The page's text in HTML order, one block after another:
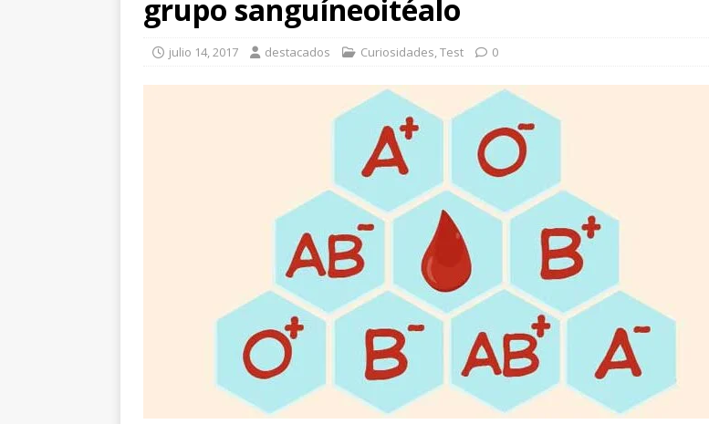
grupo sanguíneoitéalo
julio 14, 2017 destacados Curiosidades,Test 0